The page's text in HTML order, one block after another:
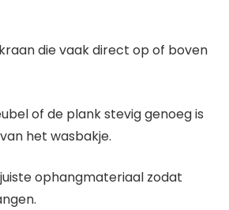
die vaak direct op of boven
of de plank stevig genoeg is
het wasbakje.
ophangmateriaal zodat